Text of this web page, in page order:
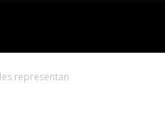
representan